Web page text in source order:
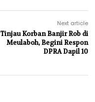
Next article
Tinjau Korban Banjir Rob di
Meulaboh, Begini Respon
DPRA Dapil 10